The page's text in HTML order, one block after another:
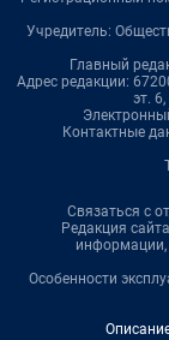
Учредитель:
Главный
Адрес редакции:
эт.
Контактные
Связаться с
Редакция
информации,
Особенности